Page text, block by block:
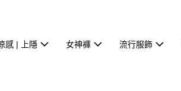
感 | 上隱 女神褲 流行服飾